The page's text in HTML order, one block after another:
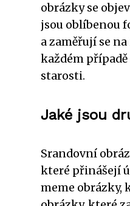
obrázky se
jsou oblíbenou
a zaměřují se
každém
starosti.
Jaké jsou
Srandovní
které přinášejí
meme obrázky,